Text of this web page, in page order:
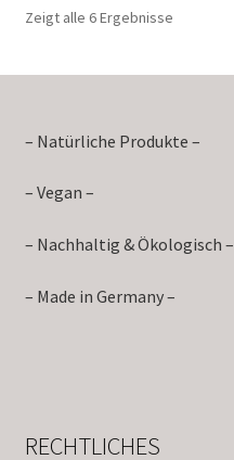
Zeigt alle 6 Ergebnisse
– Natürliche Produkte –
– Vegan –
– Nachhaltig & Ökologisch –
– Made in Germany –
RECHTLICHES